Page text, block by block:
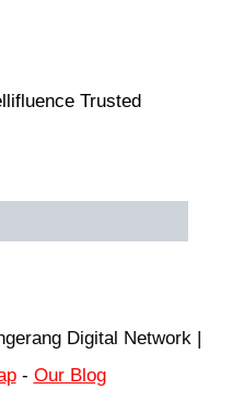
Digital Network |
- Our Blog